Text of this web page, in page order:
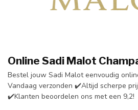
Online Sadi Malot
Bestel jouw Sadi Malot eenvoudig
Vandaag verzonden ✔️Altijd scherpe
✔️Klanten beoordelen ons met een 9,2!